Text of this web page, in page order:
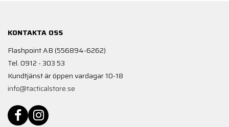
KONTAKTA OSS
Flashpoint AB (556894-6262)
Tel. 0912 - 303 53
Kundtjänst är öppen vardagar 10-18
info@tacticalstore.se